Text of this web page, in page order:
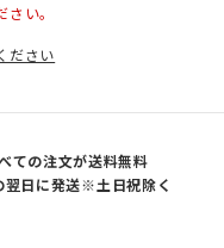
い。
ださい
ての注文が送料無料
翌日に発送※土日祝除く